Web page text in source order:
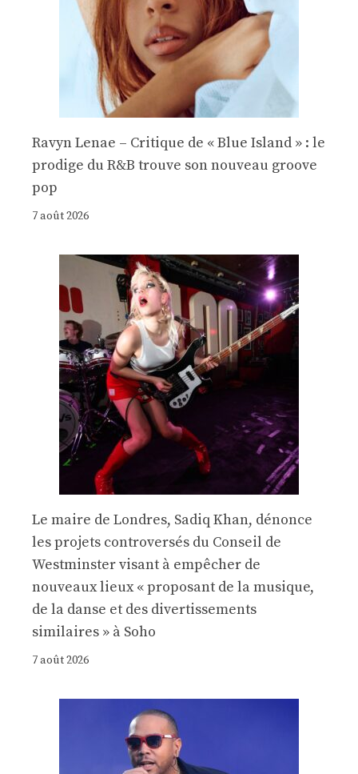
Ravyn Lenae – Critique de « Blue Island » : le
prodige du R&B trouve son nouveau groove
pop
7 août 2026
Le maire de Londres, Sadiq Khan, dénonce
les projets controversés du Conseil de
Westminster visant à empêcher de
nouveaux lieux « proposant de la musique,
de la danse et des divertissements
similaires » à Soho
7 août 2026